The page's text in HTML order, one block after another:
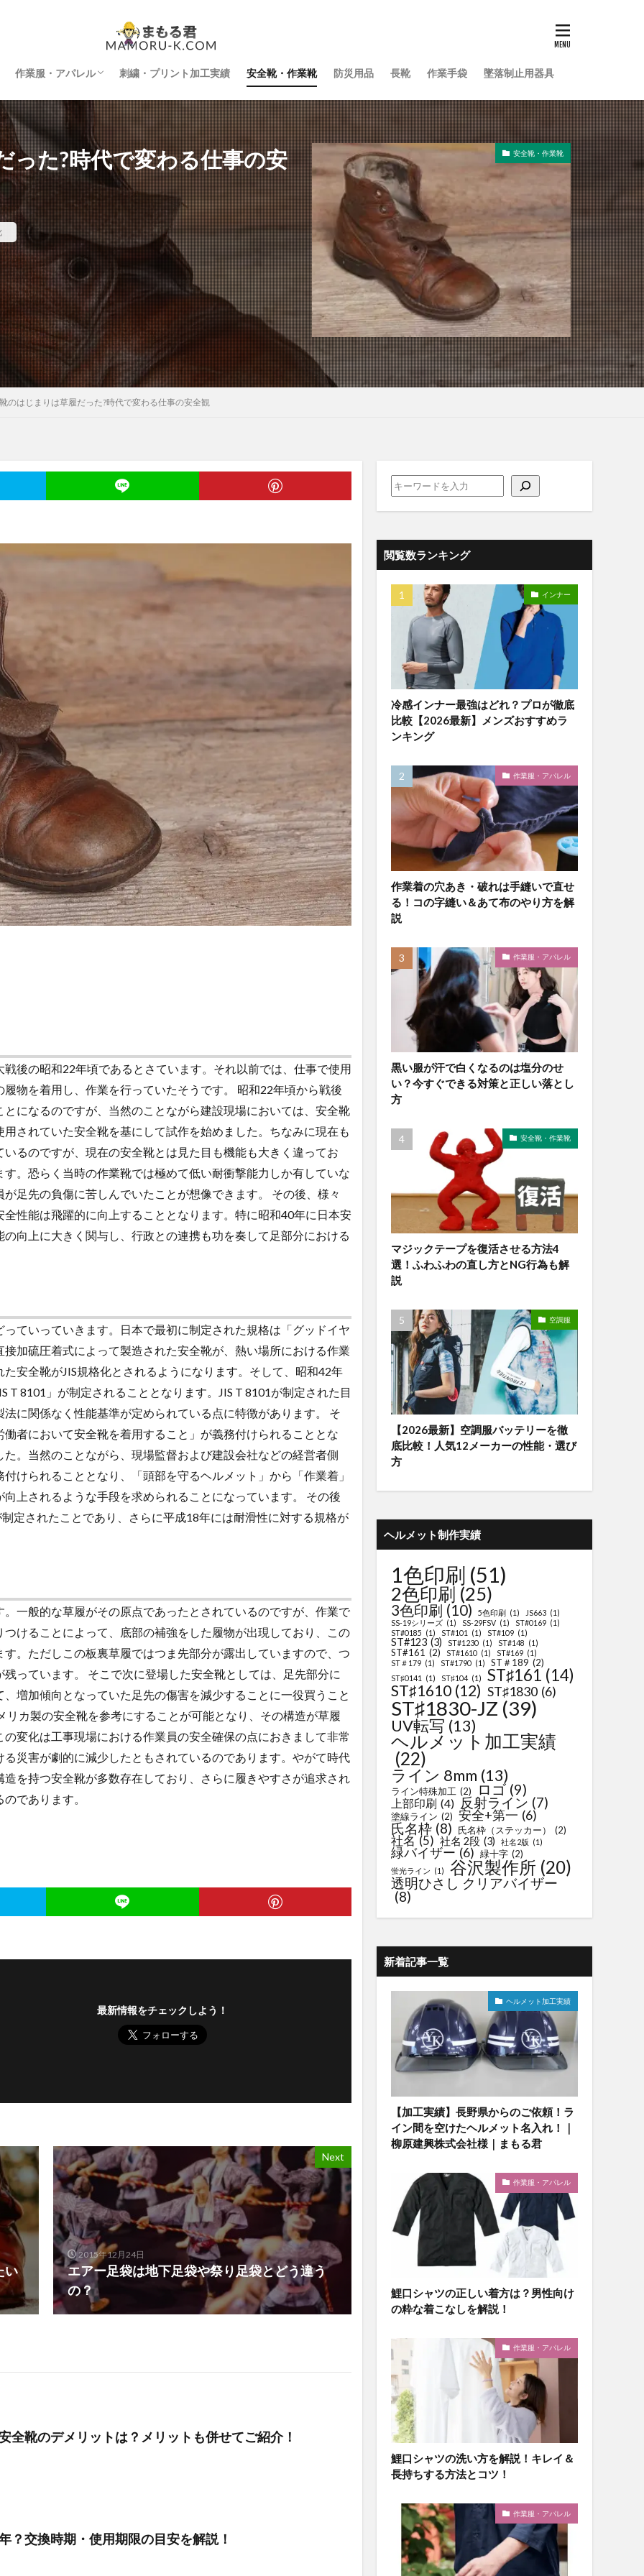
作業服・アパレル
インナー
空調服
防寒着
刺繍・プリント加工
刺繍・プリント加工実績 安全靴・作業靴 防災用品 長靴 作業手袋 墜落制止用器具
った?時代で変わる仕事の安 安全靴・作業靴
のはじまりは草履だった?時代で変わる仕事の安全観
後の昭和22年頃であるとさています。それ以前では、仕事で使用
物を着用し、作業を行っていたそうです。 昭和22年頃から戦後
になるのですが、当然のことながら建設現場においては、安全靴
されていた安全靴を基にして試作を始めました。ちなみに現在も
るのですが、現在の安全靴とは見た目も機能も大きく違ってお
。恐らく当時の作業靴では極めて低い耐衝撃能力しか有していな
足先の負傷に苦しんでいたことが想像できます。 その後、様々
性能は飛躍的に向上することとなります。特に昭和40年に日本安
向上に大きく関与し、行政との連携も功を奏して足部分における
ていっていきます。日本で最初に制定された規格は「グッドイヤ
加硫圧着式によって製造された安全靴が、熱い場所における作業
安全靴がJIS規格化とされるようになります。そして、昭和42年
T 8101」が制定されることとなります。JIS T 8101が制定された目
に関係なく性能基準が定められている点に特徴があります。 そ
者において安全靴を着用すること」が義務付けられることとな
。当然のことながら、現場監督および建設会社などの経営者側
けられることとなり、「頭部を守るヘルメット」から「作業着」
上されるような手段を求められることになっています。 その後
定されたことであり、さらに平成18年には耐滑性に対する規格が
一般的な草履がその原点であったとされているのですが、作業で
けることによって、底部の補強をした履物が出現しており、この
。ただしこの板裏草履ではつま先部分が露出していますので、つ
っています。 そこで次に登場した安全靴としては、足先部分に
増加傾向となっていた足先の傷害を減少することに一役買うこと
カ製の安全靴を参考にすることが可能となり、その構造が草履
変化は工事現場における作業員の安全確保の点におきまして非常
災害が劇的に減少したともされているのであります。やがて時代
を持つ安全靴が多数存在しており、さらに履きやすさが追求され
であります。
最新情報をチェックしよう！
い
Next
2015年12月24日
エアー足袋は地下足袋や祭り足袋とどう違う
の？
全靴のデメリットは？メリットも併せてご紹介！
？交換時期・使用期限の目安を解説！
閲覧数ランキング
インナー
冷感インナー最強はどれ？プロが徹底
比較【2026最新】メンズおすすめラ
ンキング
作業服・アパレル
作業着の穴あき・破れは手縫いで直せ
る！コの字縫い＆あて布のやり方を解
説
作業服・アパレル
黒い服が汗で白くなるのは塩分のせ
い？今すぐできる対策と正しい落とし
方
安全靴・作業靴
マジックテープを復活させる方法4
選！ふわふわの直し方とNG行為も解
説
空調服
【2026最新】空調服バッテリーを徹
底比較！人気12メーカーの性能・選び
方
ヘルメット制作実績
1色印刷 (51)
2色印刷 (25)
3色印刷 (10) 5色印刷 (1) JS663 (1)
SS-19シリーズ (1) SS-29FSV (1) ST#0169 (1)
ST#0185 (1) ST#101 (1) ST#109 (1)
ST#123 (3) ST#1230 (1) ST#148 (1)
ST#161 (2) ST#1610 (1) ST#169 (1)
ST＃179 (1) ST#1790 (1) ST＃189 (2)
ST♯0141 (1) ST♯104 (1) ST♯161 (14)
ST♯1610 (12) ST♯1830 (6)
ST♯1830-JZ (39)
UV転写 (13)
ヘルメット加工実績
(22)
ライン 8mm (13)
ライン特殊加工 (2) ロゴ (9)
上部印刷 (4) 反射ライン (7)
塗線ライン (2) 安全+第一 (6)
氏名枠 (8) 氏名枠（ステッカー） (2)
社名 (5) 社名 2段 (3) 社名2版 (1)
緑バイザー (6) 緑十字 (2)
蛍光ライン (1) 谷沢製作所 (20)
透明ひさし クリアバイザー
(8)
新着記事一覧
ヘルメット加工実績
【加工実績】長野県からのご依頼！ラ
イン間を空けたヘルメット名入れ！｜
柳原建興株式会社様｜まもる君
作業服・アパレル
鯉口シャツの正しい着方は？男性向け
の粋な着こなしを解説！
作業服・アパレル
鯉口シャツの洗い方を解説！キレイ＆
長持ちする方法とコツ！
作業服・アパレル